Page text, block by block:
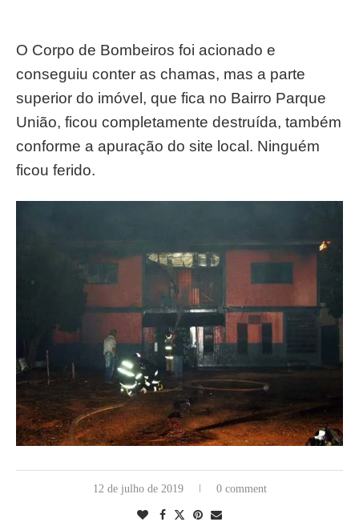
O Corpo de Bombeiros foi acionado e
conseguiu conter as chamas, mas a parte
superior do imóvel, que fica no Bairro Parque
União, ficou completamente destruída, também
conforme a apuração do site local. Ninguém
ficou ferido.
12 de julho de 2019 0 comment